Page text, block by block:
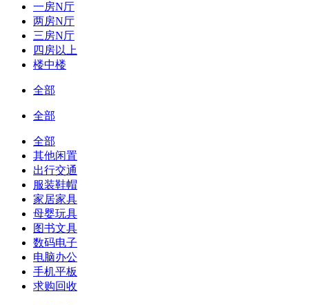
一房N厅
两房N厅
三房N厅
四房以上
楼中楼
全部
全部
全部
其他闲置
出行交通
服装鞋帽
家居家具
母婴玩具
图书文具
数码电子
电脑办公
手机平板
求购回收